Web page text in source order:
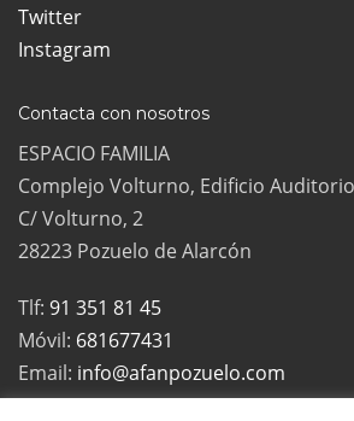
Twitter
Instagram
Contacta con nosotros
ESPACIO FAMILIA
Complejo Volturno, Edificio
C/ Volturno, 2
28223 Pozuelo de Alarcón
Tlf: 91 351 81 45
Móvil: 681677431
Email: info@afanpozuelo.com